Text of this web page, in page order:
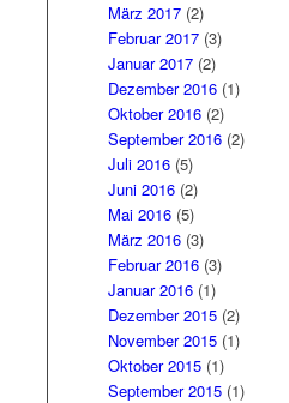
März 2017 (2)
Februar 2017 (3)
Januar 2017 (2)
Dezember 2016 (1)
Oktober 2016 (2)
September 2016 (2)
Juli 2016 (5)
Juni 2016 (2)
Mai 2016 (5)
März 2016 (3)
Februar 2016 (3)
Januar 2016 (1)
Dezember 2015 (2)
November 2015 (1)
Oktober 2015 (1)
September 2015 (1)